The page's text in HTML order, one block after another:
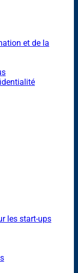
et de la
les start-ups